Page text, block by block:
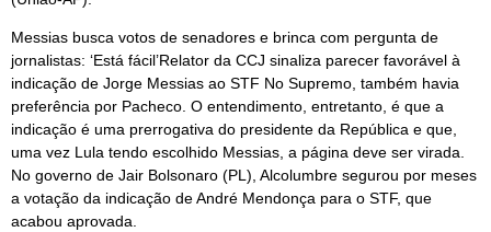
Messias busca votos de senadores e brinca com pergunta de
jornalistas: ‘Está fácil’Relator da CCJ sinaliza parecer favorável à
indicação de Jorge Messias ao STF No Supremo, também havia
preferência por Pacheco. O entendimento, entretanto, é que a
indicação é uma prerrogativa do presidente da República e que,
uma vez Lula tendo escolhido Messias, a página deve ser virada.
No governo de Jair Bolsonaro (PL), Alcolumbre segurou por meses
a votação da indicação de André Mendonça para o STF, que
acabou aprovada.